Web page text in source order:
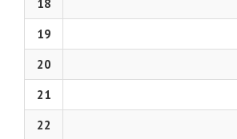
18
19
20
21
22